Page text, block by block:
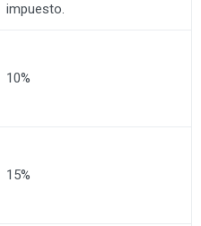
impuesto.
10%
15%